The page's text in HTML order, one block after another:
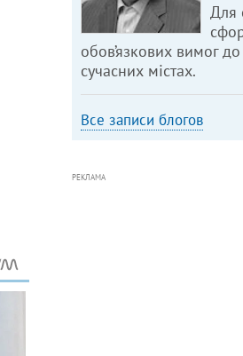
Для
обов’язкових вимог
сучасних містах.
Все записи блогов
РЕКЛАМА